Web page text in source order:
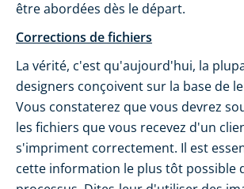
être abordées dès le départ.
Corrections de fichiers
La vérité, c'est qu'aujourd'hui, la
designers conçoivent sur la base de
Vous constaterez que vous devrez
les fichiers que vous recevez d'un
s'impriment correctement. Il est
cette information le plus tôt possible